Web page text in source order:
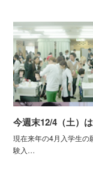
今週末12/4（土）
現在来年の4月入学生の
験入…